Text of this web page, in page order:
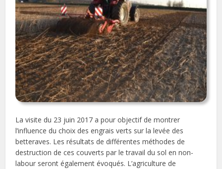
La visite du 23 juin 2017 a pour objectif de montrer
l’influence du choix des engrais verts sur la levée des
betteraves. Les résultats de différentes méthodes de
destruction de ces couverts par le travail du sol en non-
labour seront également évoqués. L’agriculture de